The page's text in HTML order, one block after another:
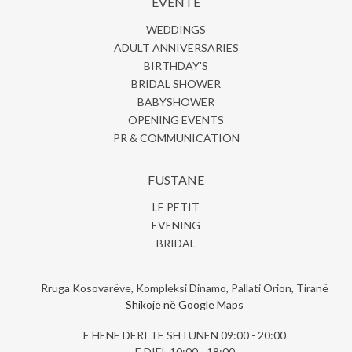
WEDDINGS
ADULT ANNIVERSARIES
BIRTHDAY'S
BRIDAL SHOWER
BABYSHOWER
OPENING EVENTS
PR & COMMUNICATION
FUSTANE
LE PETIT
EVENING
BRIDAL
Rruga Kosovarëve, Kompleksi Dinamo, Pallati Orion, Tiranë
Shikoje në Google Maps
E HENE DERI TE SHTUNEN 09:00 - 20:00